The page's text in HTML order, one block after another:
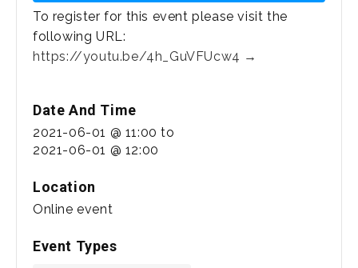
To register for this event please visit the
following URL:
https://youtu.be/4h_GuVFUcw4 →
Date And Time
2021-06-01 @ 11:00to
2021-06-01 @ 12:00
Location
Online event
Event Types